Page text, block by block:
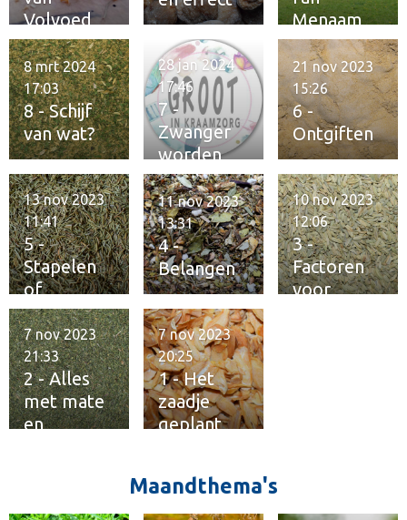
Volvoed
Menaam
8 - Schijf
van wat?
8 mrt 2024
17:03
7 -
Zwanger
worden
28 jan 2024
17:46
6 -
Ontgiften
21 nov 2023
15:26
5 -
Stapelen
of
verzamele
n
13 nov 2023
11:41
4 -
Belangen
11 nov 2023
13:31
3 -
Factoren
voor
10 nov 2023
12:06
2 - Alles
met mate
en
7 nov 2023
21:33
1 - Het
zaadje
geplant
7 nov 2023
20:25
Maandthema's